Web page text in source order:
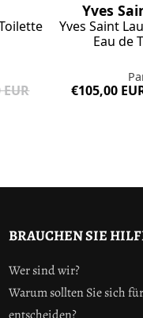
Yves
Yves Saint
Eau de
€105,00
BRAUCHEN SIE
Wer sind wir?
Warum sollten Sie sich